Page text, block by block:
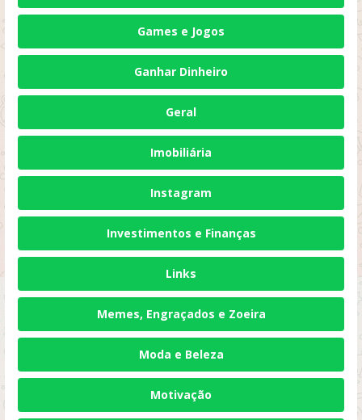
Games e Jogos
Ganhar Dinheiro
Geral
Imobiliária
Instagram
Investimentos e Finanças
Links
Memes, Engraçados e Zoeira
Moda e Beleza
Motivação